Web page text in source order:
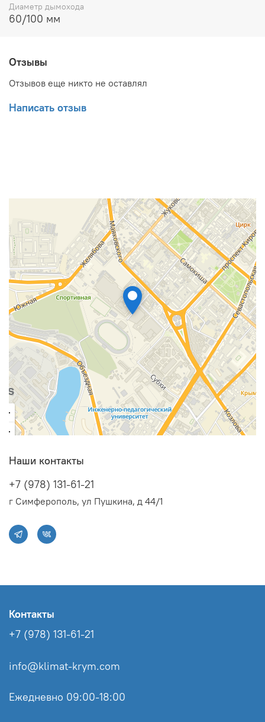
Диаметр дымохода
60/100 мм
Отзывы
Отзывов еще никто не оставлял
Написать отзыв
Наши контакты
+7 (978) 131-61-21
г Симферополь, ул Пушкина, д 44/1
Контакты
+7 (978) 131-61-21
info@klimat-krym.com
Ежедневно 09:00-18:00